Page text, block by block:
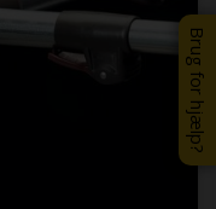
Brug for hjælp?